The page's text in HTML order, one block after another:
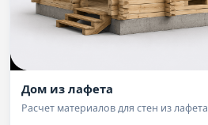
Дом из лафета
Расчет материалов для стен из лафета